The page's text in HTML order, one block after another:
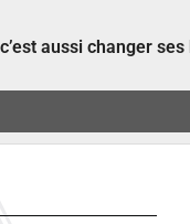
aussi changer